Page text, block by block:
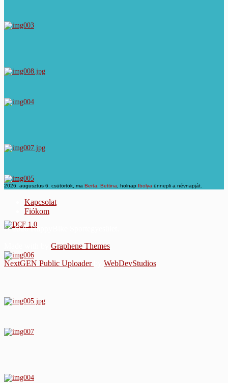
2026. augusztus 6. csütörtök, ma Berta, Bettina, holnap Ibolya ünnepli a névnapját.
Kapcsolat
Fiókom
© 2026 HappyBike Sportegyesület.
Graphene Themes
NextGEN Public Uploader
WebDevStudios